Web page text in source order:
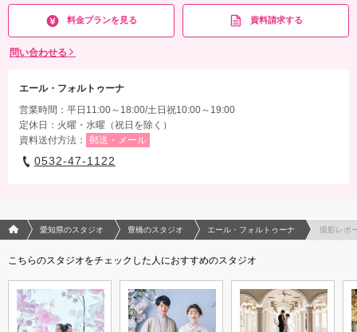
料金プランを見る 資料請求する
問い合わせる
エール・フォルトゥーナ
営業時間：平日11:00～18:00/土日祝10:00～19:00
定休日：火曜・水曜（祝日を除く）
資料送付方法：
郵送・メール
0532-47-1122
フォトウエディング/結婚写真のPhotorait ホーム
愛知県のスタジオ 豊橋のスタジオ エール・フォルトゥーナ 撮影レポ
こちらのスタジオをチェックした人におすすめのスタジオ